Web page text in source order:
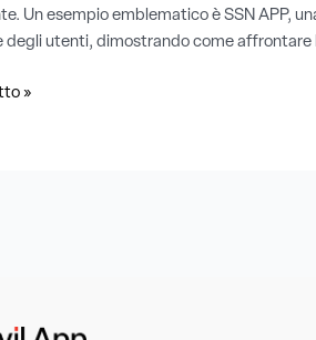
Un esempio emblematico è SSN APP,
degli utenti, dimostrando come affrontare
»